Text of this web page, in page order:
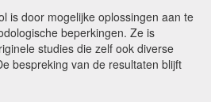
is door mogelijke oplossingen aan te
beperkingen. Ze is
studies die zelf ook diverse
bespreking van de resultaten blijft